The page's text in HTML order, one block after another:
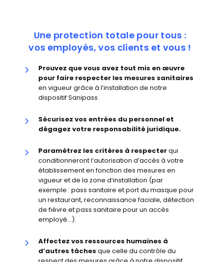
Une protection totale pour tous :
vos employés, vos clients et vous !
Prouvez que vous avez tout mis en œuvre
pour faire respecter les mesures sanitaires
en vigueur grâce à l’installation de notre
dispositif Sanipass.
Sécurisez vos entrées du personnel et
dégagez votre responsabilité juridique.
Paramétrez les critères à respecterqui
conditionneront l’autorisation d’accès à votre
établissement en fonction des mesures en
vigueur et de la zone d’installation (par
exemple : pass sanitaire et port du masque pour
un restaurant, reconnaissance faciale, détection
de fièvre et pass sanitaire pour un accès
employé…).
Affectez vos ressources humaines à
d’autres tâches que celle du contrôle du